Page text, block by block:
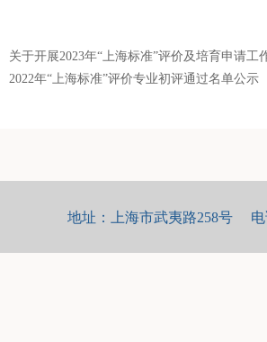
关于开展2023年“上海标准”评价及培育申请工
2022年“上海标准”评价专业初评通过名单公示
地址：上海市武夷路258号